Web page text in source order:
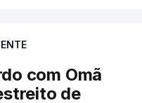
norte-
Oriente,
com Omã
de